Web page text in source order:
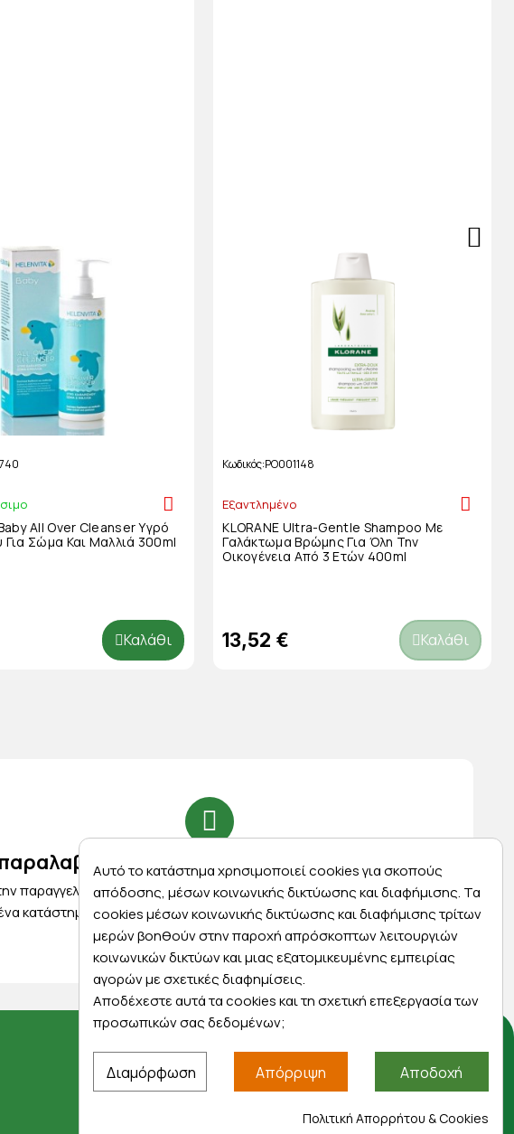
All Over Cleanser Υγρό
Σώμα Και Μαλλιά 300ml
Καλάθι
Κωδικός PO001148
Εξαντλημένο
KLORANE Ultra-Gentle Shampoo Με
Γαλάκτωμα Βρώμης Για Όλη Την
Οικογένεια Από 3 Ετών 400ml
13,52 € Καλάθι
παραγγελία σας
κατάστημα μας
Express αποστολές
Κάντε σήμερα την παραγγελία σας και
παραλάβετε αύριο στην πόρτα σας
Αποκλειστικές προσφορές
Εγγραφείτε με το email σας για να ενημερώνεστε
Αυτό το κατάστημα χρησιμοποιεί cookies για σκοπούς
απόδοσης, μέσων κοινωνικής δικτύωσης και διαφήμισης. Τα
cookies μέσων κοινωνικής δικτύωσης και διαφήμισης τρίτων
μερών βοηθούν στην παροχή απρόσκοπτων λειτουργιών
κοινωνικών δικτύων και μιας εξατομικευμένης εμπειρίας
αγορών με σχετικές διαφημίσεις.
Αποδέχεστε αυτά τα cookies και τη σχετική επεξεργασία των
προσωπικών σας δεδομένων;
Διαμόρφωση Απόρριψη Αποδοχή
Πολιτική Απορρήτου & Cookies